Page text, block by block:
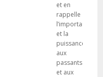
et en
rappelle
l’importance
et la
puissance
aux
passants
et aux